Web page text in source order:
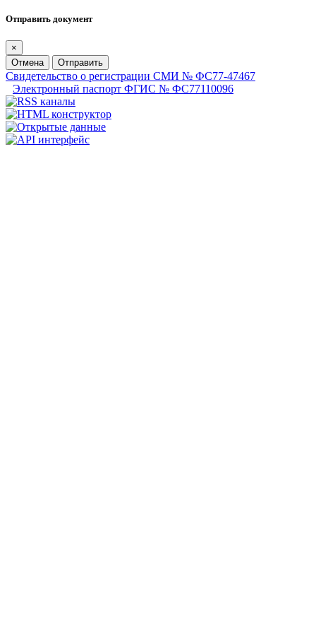
Отправить документ
×
Отмена
Отправить
Свидетельство о регистрации СМИ № ФС77-47467
Электронный паспорт ФГИС № ФС77110096